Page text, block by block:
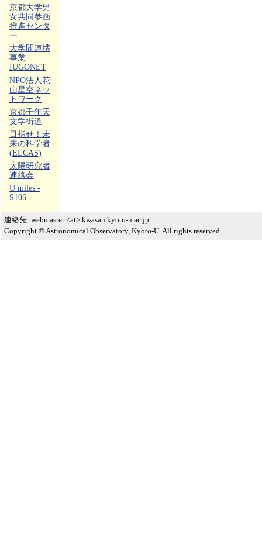
京都大学男
女共同参画
推進センタ
ー
大学間連携
事業
IUGONET
NPO法人花
山星空ネッ
トワーク
京都千年天
文学街道
目指せ！未
来の科学者
(ELCAS)
太陽研究者
連絡会
U miles -
S106 -
連絡先: webmaster <at> kwasan.kyoto-u.ac.jp
Copyright © Astronomical Observatory, Kyoto-U. All rights reserved.